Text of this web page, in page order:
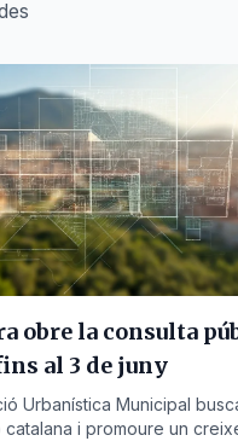
obre la consulta
al 3 de juny
Urbanística Municipal
i promoure un